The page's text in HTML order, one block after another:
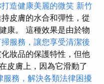
造健康美麗的微笑 新竹
皮膚的水合和彈性，從
康。 這種效果是由於物
掃服務，讓您享受清潔後
妝品的保護特性，但他
皮膚上，因為它滑動了
務，解決各類法律困擾